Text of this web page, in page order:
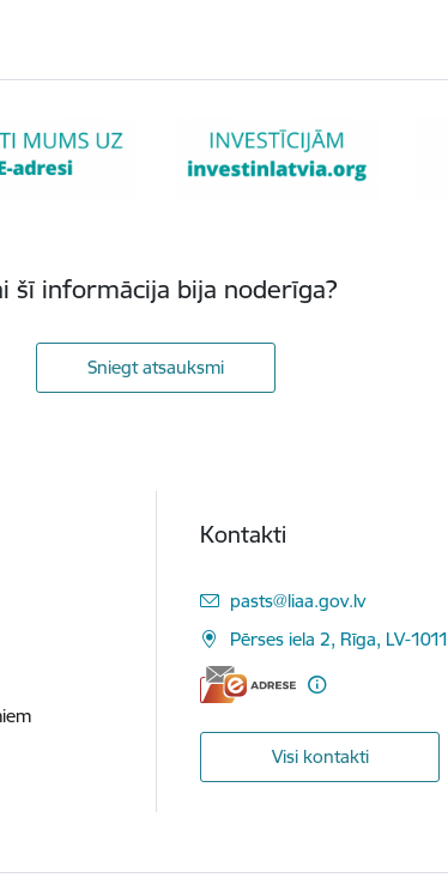
šī informācija bija noderīga?
Sniegt atsauksmi
Kontakti
E-pasts:
pasts@liaa.gov.lv
Pērses iela 2, Rīga, LV-1011
Visi kontakti